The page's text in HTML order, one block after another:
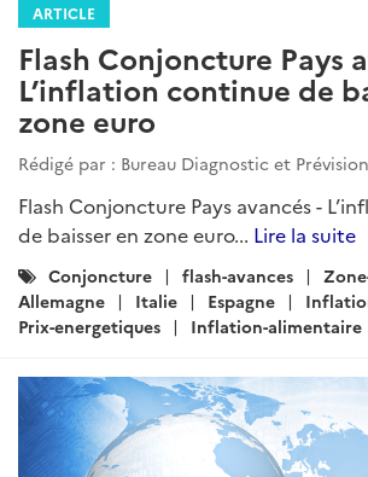
ARTICLE
Flash Conjoncture Pays
L’inflation continue de
zone euro
Rédigé par : Bureau Diagnostic et
Flash Conjoncture Pays avancés -
de baisser en zone euro... Lire la suite
Catégories
:
Conjoncture flash-avances
Allemagne
Italie Espagne
Prix-energetiques
Inflation-alimentaire